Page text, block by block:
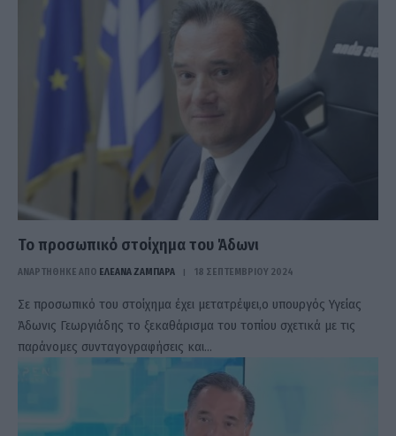
Το προσωπικό στοίχημα του Άδωνι
ΑΝΑΡΤΗΘΗΚΕ ΑΠΟ ΕΛΕΑΝΑ ΖΑΜΠΑΡΑ 18 ΣΕΠΤΕΜΒΡΊΟΥ 2024
Σε προσωπικό του στοίχημα έχει μετατρέψει,ο υπουργός Υγείας
Άδωνις Γεωργιάδης το ξεκαθάρισμα του τοπίου σχετικά με τις
παράνομες συνταγογραφήσεις και…